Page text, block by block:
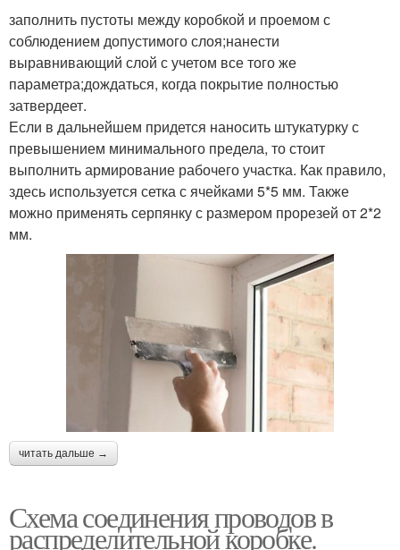
заполнить пустоты между коробкой и проемом с
соблюдением допустимого слоя;нанести
выравнивающий слой с учетом все того же
параметра;дождаться, когда покрытие полностью
затвердеет.
Если в дальнейшем придется наносить штукатурку с
превышением минимального предела, то стоит
выполнить армирование рабочего участка. Как правило,
здесь используется сетка с ячейками 5*5 мм. Также
можно применять серпянку с размером прорезей от 2*2
мм.
читать дальше →
Схема соединения проводов в
распределительной коробке.